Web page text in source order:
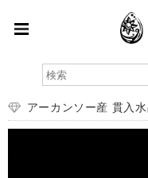
アーカンソー産 貫入